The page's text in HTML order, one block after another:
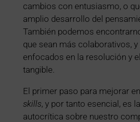
cambios con entusiasmo, o
amplio desarrollo del
También podemos
que sean más colaborativos,
enfocados en la resolución y
tangible.
El primer paso para mejorar
skills, y por tanto esencial, es
autocrítica sobre nuestro